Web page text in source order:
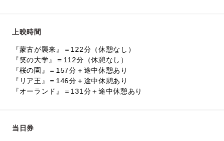
上映時間
『蒙古が襲来』＝122分（休憩なし）
『笑の大学』＝112分（休憩なし）
『桜の園』＝157分＋途中休憩あり
『リア王』＝146分＋途中休憩あり
『オーランド』＝131分＋途中休憩あり
当日券